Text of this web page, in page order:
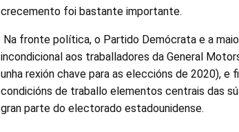
crecemento foi bastante importante.
Na fronte política, o Partido Demócrata e a
incondicional aos traballadores da General
unha rexión chave para as eleccións de 2020), e
condicións de traballo elementos centrais das
gran parte do electorado estadounidense.